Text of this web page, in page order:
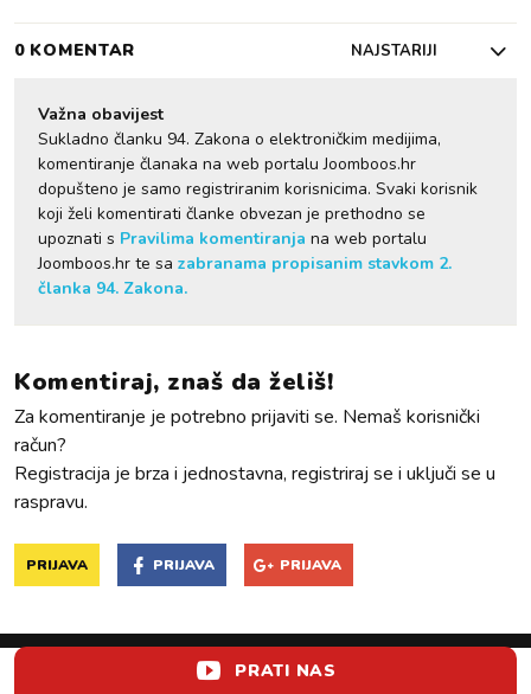
0 KOMENTAR NAJSTARIJI
Važna obavijest
Sukladno članku 94. Zakona o elektroničkim medijima,
komentiranje članaka na web portalu Joomboos.hr
dopušteno je samo registriranim korisnicima. Svaki korisnik
koji želi komentirati članke obvezan je prethodno se
upoznati s Pravilima komentiranja na web portalu
Joomboos.hr te sa zabranama propisanim stavkom 2.
članka 94. Zakona.
Komentiraj, znaš da želiš!
Za komentiranje je potrebno prijaviti se. Nemaš korisnički
račun?
Registracija je brza i jednostavna, registriraj se i uključi se u
raspravu.
PRIJAVA PRIJAVA PRIJAVA
PRATI NAS